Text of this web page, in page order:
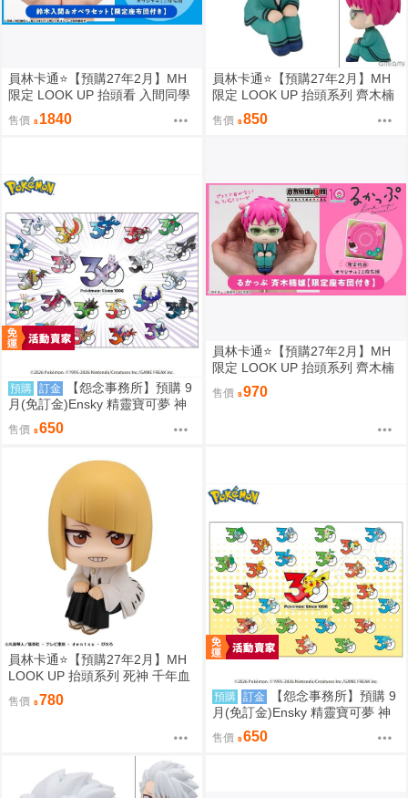
員林卡通⭐️【預購27年2月】MH
限定 LOOK UP 抬頭看 入間同學
入魔了！鈴木入間 歐佩拉 套組附
特典 0813
售價 1840
員林卡通⭐️【預購27年2月】MH
限定 LOOK UP 抬頭系列 齊木楠
雄的災難 齊木楠雄 0813
售價 850
預購 訂金
【怨念事務所】預購 9
月(免訂金)Ensky 精靈寶可夢 神
奇寶貝 30週年 1000片拼圖 傳說
寶可夢 0809
售價 650
員林卡通⭐️【預購27年2月】MH
限定 LOOK UP 抬頭系列 齊木楠
雄的災難 齊木楠雄 附特典 0813
售價 970
員林卡通⭐️【預購27年2月】MH
LOOK UP 抬頭系列 死神 千年血
戰篇 平子真子 0813
售價 780 預購 訂金
【怨念事務所】預購 9
月(免訂金)Ensky 精靈寶可夢 神
奇寶貝 30週年 1000片拼圖 最初
的搭檔寶可夢 0809
售價 650